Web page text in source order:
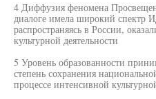
4 Диффузия феномена
диалоге имела широкий спектр
распространяясь в России,
культурной деятельности
5 Уровень образованности
степень сохранения
процессе интенсивной